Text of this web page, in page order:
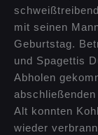
mit seinen
Geburtstag.
und Spagettis
Abholen
Alt konnten
wieder